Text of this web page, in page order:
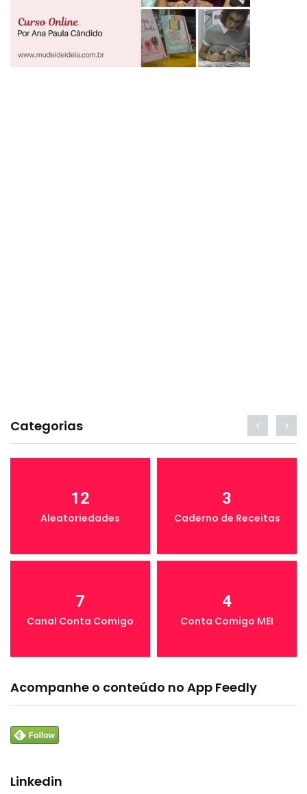
Categorias
12
Aleatoriedades
3
Caderno de Receitas
7
Canal Conta Comigo
4
Conta Comigo MEI
Acompanhe o conteúdo no App Feedly
Linkedin